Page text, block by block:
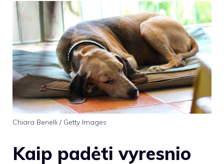
Chiara Benelli / Getty Images
Kaip padėti vyresnio